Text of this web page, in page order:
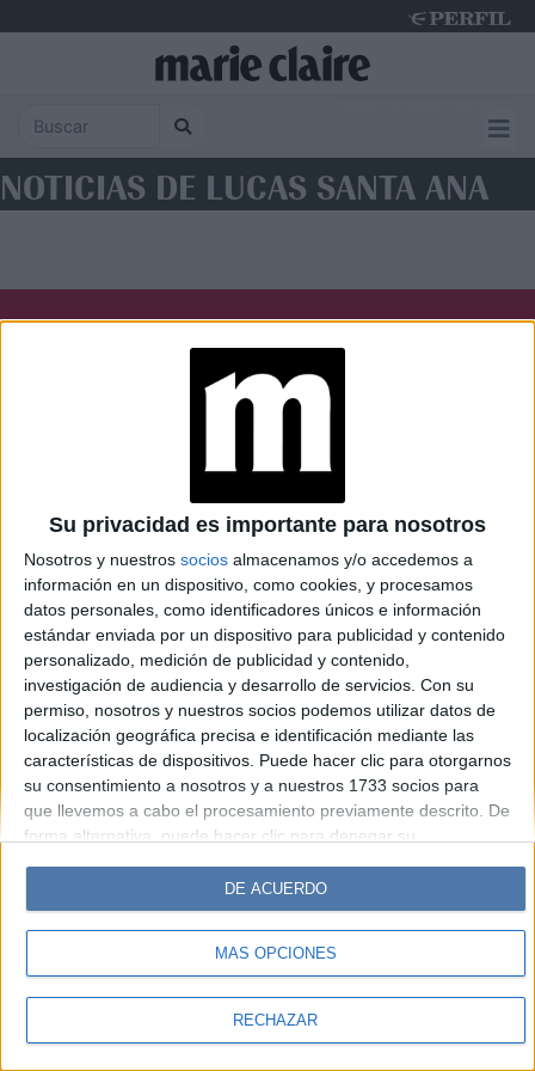
Su privacidad es importante para nosotros
Nosotros y nuestros socios almacenamos y/o accedemos a
información en un dispositivo, como cookies, y procesamos
datos personales, como identificadores únicos e información
estándar enviada por un dispositivo para publicidad y contenido
personalizado, medición de publicidad y contenido,
investigación de audiencia y desarrollo de servicios. Con su
permiso, nosotros y nuestros socios podemos utilizar datos de
localización geográfica precisa e identificación mediante las
características de dispositivos. Puede hacer clic para otorgarnos
su consentimiento a nosotros y a nuestros 1733 socios para
que llevemos a cabo el procesamiento previamente descrito. De
forma alternativa, puede hacer clic para denegar su
cambiar sus preferencias antes de otorgar su consentimiento.
Tenga en cuenta que algún procesamiento de sus datos
personales puede no requerir de su consentimiento, pero usted
tiene el derecho de rechazar tal procesamiento. Sus
sus preferencias o retirar su consentimiento en cualquier
MÁS OPCIONES
RECHAZAR
DE ACUERDO
NOTICIAS DE LUCAS SANTA ANA
Caras Noticias
Weekend Parabrisas
Look
Luz Mía Lunateen Break BATimes
© Perfil.com 2006-2019 - Todos los derechos reservados
Registro de Propiedad Intelectual: Nro. 5346433